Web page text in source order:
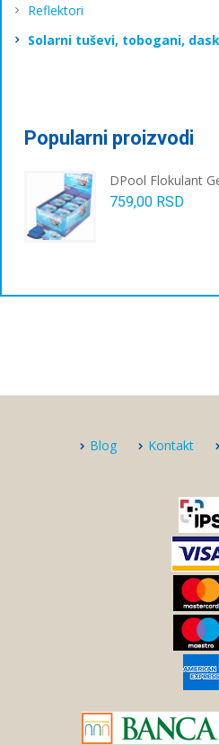
Reflektori
Solarni tuševi, tobogani,
Popularni proizvodi
DPool Flokulant
759,00 RSD
Blog Kontakt